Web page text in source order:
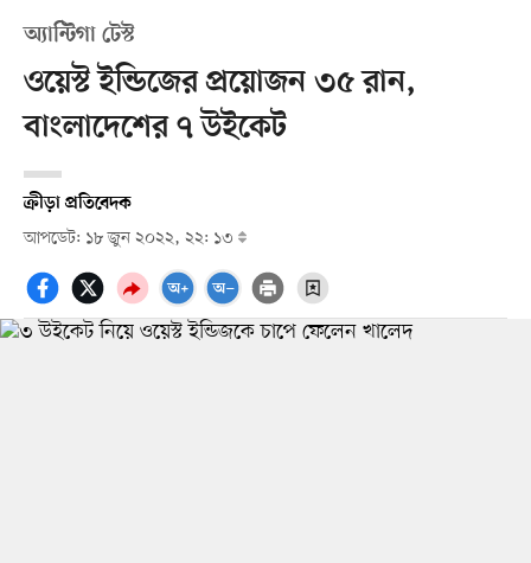
অ্যান্টিগা টেস্ট
ওয়েস্ট ইন্ডিজের প্রয়োজন ৩৫ রান,
বাংলাদেশের ৭ উইকেট
ক্রীড়া প্রতিবেদক
আপডেট: ১৮ জুন ২০২২, ২২: ১৩